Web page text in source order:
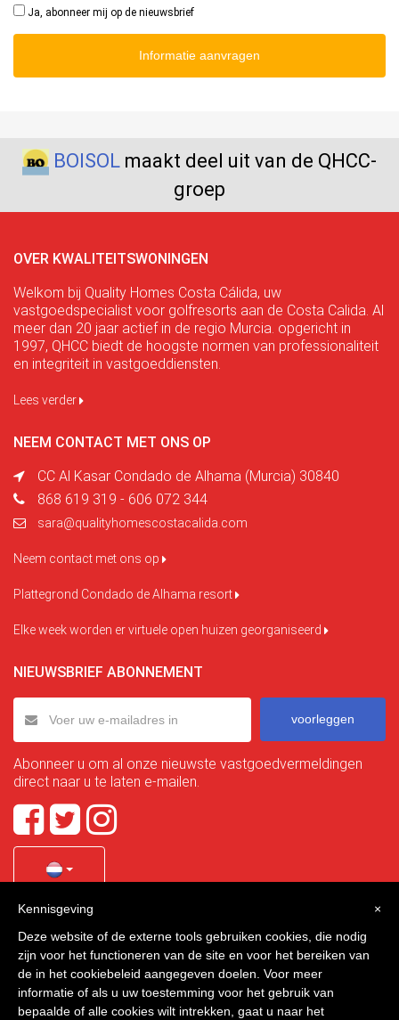
Ja, abonneer mij op de nieuwsbrief
Informatie aanvragen
BOISOL maakt deel uit van de QHCC-
groep
OVER KWALITEITSWONINGEN
Welkom bij Quality Homes Costa Cálida, uw
vastgoedspecialist voor golfresorts aan de Costa Calida. Al
meer dan 20 jaar actief in de regio Murcia. opgericht in
1997, QHCC biedt de hoogste normen van professionaliteit
en integriteit in vastgoeddiensten.
Lees verder
NEEM CONTACT MET ONS OP
CC Al Kasar Condado de Alhama (Murcia) 30840
868 619 319 - 606 072 344
sara@qualityhomescostacalida.com
Neem contact met ons op
Plattegrond Condado de Alhama resort
Elke week worden er virtuele open huizen georganiseerd
NIEUWSBRIEF ABONNEMENT
voorleggen
Abonneer u om al onze nieuwste vastgoedvermeldingen
direct naar u te laten e-mailen.
Quality Homes Costa Calida
is a registered trademark of
La Manga Holiday Home SL duly registered with CIF / tax
no. B-30750053 and address: Bella Luz 07-05, 30389 La
Manga Club, Cartagena, Murcia, Spain.
×
Kennisgeving
Deze website of de externe tools gebruiken cookies, die nodig
zijn voor het functioneren van de site en voor het bereiken van
de in het cookiebeleid aangegeven doelen. Voor meer
informatie of als u uw toestemming voor het gebruik van
bepaalde of alle cookies wilt intrekken, gaat u naar het